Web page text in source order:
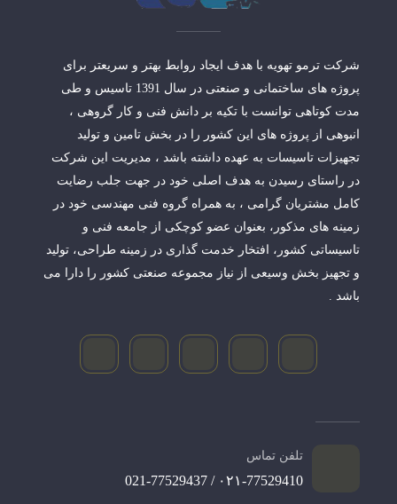
شرکت ترمو تهویه با هدف ایجاد روابط بهتر و سریعتر برای
پروژه های ساختمانی و صنعتی در سال 1391 تاسیس و طی
مدت کوتاهی توانست با تکیه بر دانش فنی و کار گروهی ،
انبوهی از پروژه های این کشور را در بخش تامین و تولید
تجهیزات تاسیسات به عهده داشته باشد ، مدیریت این شرکت
در راستای رسیدن به هدف اصلی خود در جهت جلب رضایت
کامل مشتریان گرامی ، به همراه گروه فنی مهندسی خود در
زمینه های مذکور، بعنوان عضو کوچکی از جامعه فنی و
تاسیساتی کشور، افتخار خدمت گذاری در زمینه طراحی، تولید
و تجهیز بخش وسیعی از نیاز مجموعه صنعتی کشور را دارا می
باشد .
تلفن تماس
۰۲۱-77529410 / 021-77529437